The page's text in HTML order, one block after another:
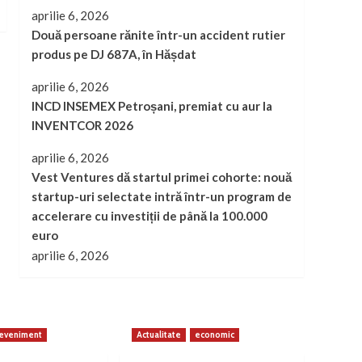
aprilie 6, 2026
Două persoane rănite într-un accident rutier
produs pe DJ 687A, în Hășdat
aprilie 6, 2026
INCD INSEMEX Petroșani, premiat cu aur la
INVENTCOR 2026
aprilie 6, 2026
Vest Ventures dă startul primei cohorte: nouă
startup-uri selectate intră într-un program de
accelerare cu investiții de până la 100.000
euro
aprilie 6, 2026
eveniment Actualitate economic